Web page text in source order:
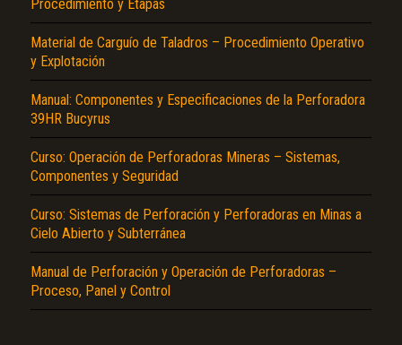
Procedimiento y Etapas
Material de Carguío de Taladros – Procedimiento Operativo
y Explotación
Manual: Componentes y Especificaciones de la Perforadora
39HR Bucyrus
Curso: Operación de Perforadoras Mineras – Sistemas,
Componentes y Seguridad
Curso: Sistemas de Perforación y Perforadoras en Minas a
Cielo Abierto y Subterránea
Manual de Perforación y Operación de Perforadoras –
Proceso, Panel y Control
El Título es incorrecto según el contenido.
Texto o Imagen de portada son erróneos.
No carga o no se visualiza el contenido.